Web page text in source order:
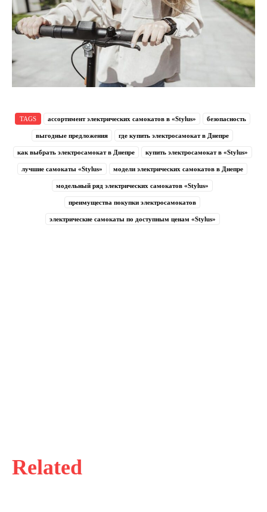
Related
TAGS ассортимент электрических самокатов в «Stylus» безопасность
выгодные предложения где купить электросамокат в Днепре
как выбрать электросамокат в Днепре купить электросамокат в «Stylus»
лучшие самокаты «Stylus» модели электрических самокатов в Днепре
модельный ряд электрических самокатов «Stylus»
преимущества покупки электросамокатов
электрические самокаты по доступным ценам «Stylus»